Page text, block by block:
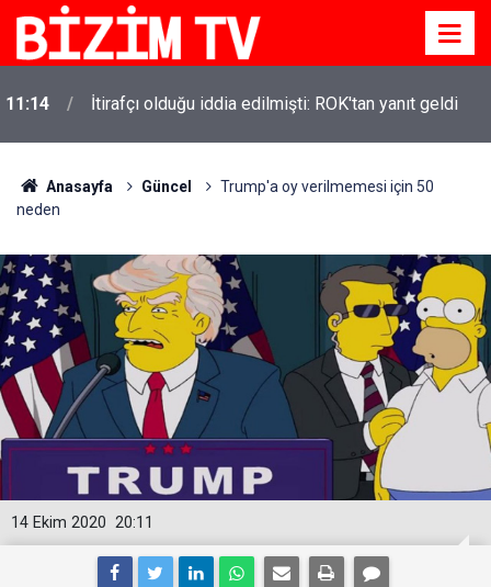
11:14 İtirafçı olduğu iddia edilmişti: ROK'tan yanıt geldi
Anasayfa Güncel
Trump'a oy verilmemesi için 50
neden
20:11
14 Ekim 2020